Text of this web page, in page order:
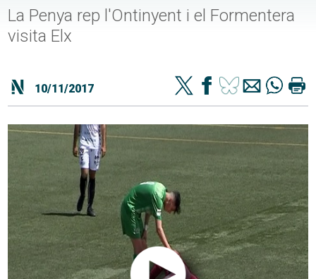
La Penya rep l'Ontinyent i el Formentera
visita Elx
10/11/2017